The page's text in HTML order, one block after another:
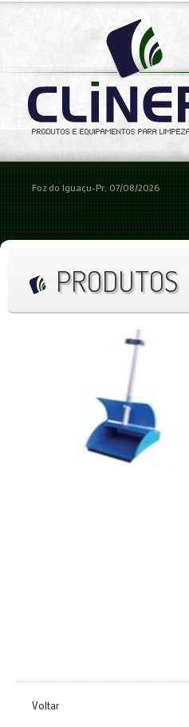
Foz do Iguaçu-Pr, 07/08/2026
PRODUTOS
Voltar